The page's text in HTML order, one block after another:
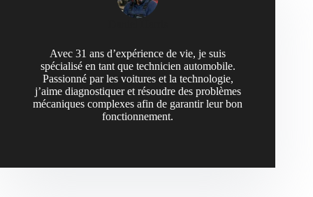
Avec 31 ans d’expérience de vie, je suis
spécialisé en tant que technicien automobile.
Passionné par les voitures et la technologie,
j’aime diagnostiquer et résoudre des problèmes
mécaniques complexes afin de garantir leur bon
fonctionnement.